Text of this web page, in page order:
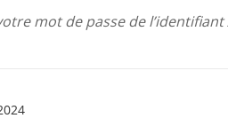
mot de passe de